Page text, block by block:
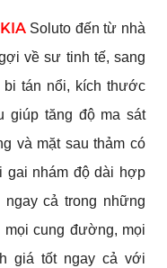
Soluto đến từ nhà
về sư tinh tế, sang
bi tán nổi, kích thước
giúp tăng độ ma sát
và mặt sau thảm có
gai nhám độ dài hợp
cả trong những
mọi cung đường, mọi
giá tốt ngay cả với